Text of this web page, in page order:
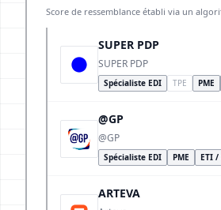
Score de ressemblance établi via un
SUPER PDP
SUPER PDP
Spécialiste EDI TPE PME
@GP
@GP
Spécialiste EDI PME ETI /
ARTEVA